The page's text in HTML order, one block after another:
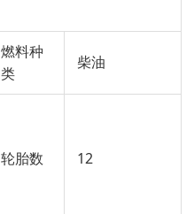
燃料种
类
柴油
轮胎数 12